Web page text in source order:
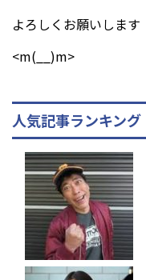
よろしくお願いします
<m(__)m>
人気記事ランキング